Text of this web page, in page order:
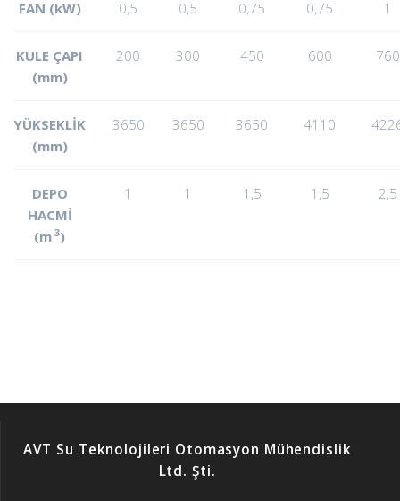
FAN (kW) 0,5 0,5 0,75 0,75 1
KULE ÇAPI
(mm)
200 300 450 600 760
YÜKSEKLİK
(mm)
3650 3650 3650 4110
DEPO
HACMİ
(m 3)
1 1 1,5 1,5 2,5
AVT Su Teknolojileri Otomasyon Mühendislik
Ltd. Şti.